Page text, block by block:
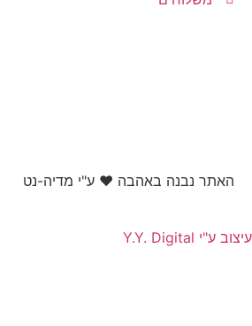
האתר נבנה באהבה ❤ ע"י מדיה-נט​
עיצוב ע"י Y.Y. Digital